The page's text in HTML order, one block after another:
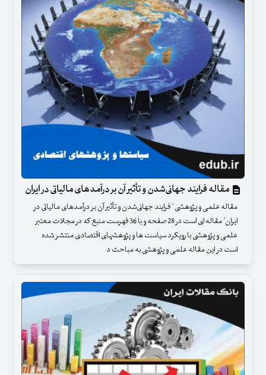
مقاله فرایند جهانی‌شدن و تأثیر آن بر درآمدهای مالیاتی در ایران
مقاله علمی و پژوهشی " فرایند جهانی‌شدن و تأثیر آن بر درآمدهای مالیاتی در
ایران" مقاله ای است در 28 صفحه و با 36 فهرست منبع که در مجلات معتبر
علمی و پژوهشی با رویکرد سیاست ها و پژوهشهای اقتصادی منتشر شده
است در این مقاله علمی و پژوهشی به مباحث د